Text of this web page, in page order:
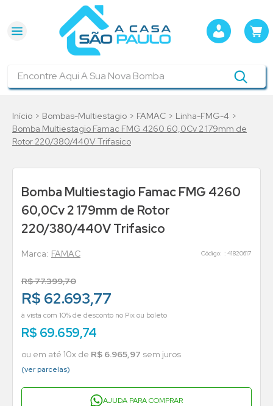
Bombas-Multiestagio FAMAC
Linha-FMG-4
Bomba Multiestagio Famac FMG 4260 60,0Cv 2 179mm de
Rotor 220/380/440V Trifasico
Bomba Multiestagio Famac FMG 4260
60,0Cv 2 179mm de Rotor
220/380/440V Trifasico
FAMAC : 41820617
R$77.399,70
R$ 62.693,77
à vista com 10% de desconto no Pix ou boleto
R$ 69.659,74
ou em até 10x de R$ 6.965,97 sem juros
(ver parcelas)
AJUDA PARA COMPRAR